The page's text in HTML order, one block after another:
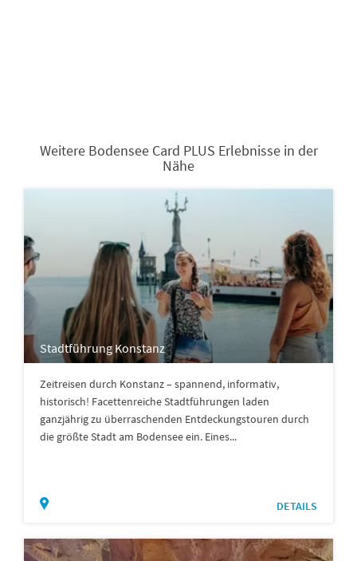
Weitere Bodensee Card PLUS Erlebnisse in der
Nähe
Stadtführung Konstanz
Zeitreisen durch Konstanz – spannend, informativ,
historisch! Facettenreiche Stadtführungen laden
ganzjährig zu überraschenden Entdeckungstouren durch
die größte Stadt am Bodensee ein. Eines...
DETAILS